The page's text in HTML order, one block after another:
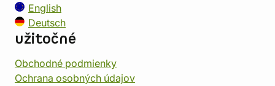
English
Deutsch
užitočné
Obchodné podmienky
Ochrana osobných údajov